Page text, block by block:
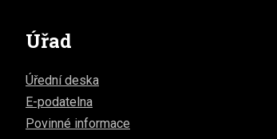
Úřad
Úřední deska
E-podatelna
Povinné informace